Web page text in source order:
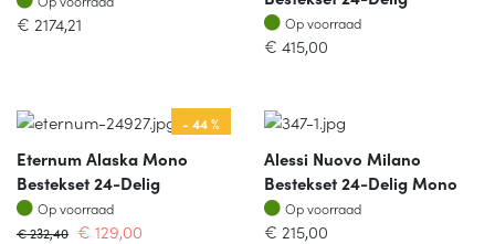
€ 2174,21 Op voorraad
Op voorraad
€ 415,00
- 44 %
Eternum Alaska Mono
Bestekset 24-Delig
Op voorraad
Op voorraad
€232,40 € 129,00
Alessi Nuovo Milano
Bestekset 24-Delig Mono
Op voorraad
Op voorraad
€ 215,00